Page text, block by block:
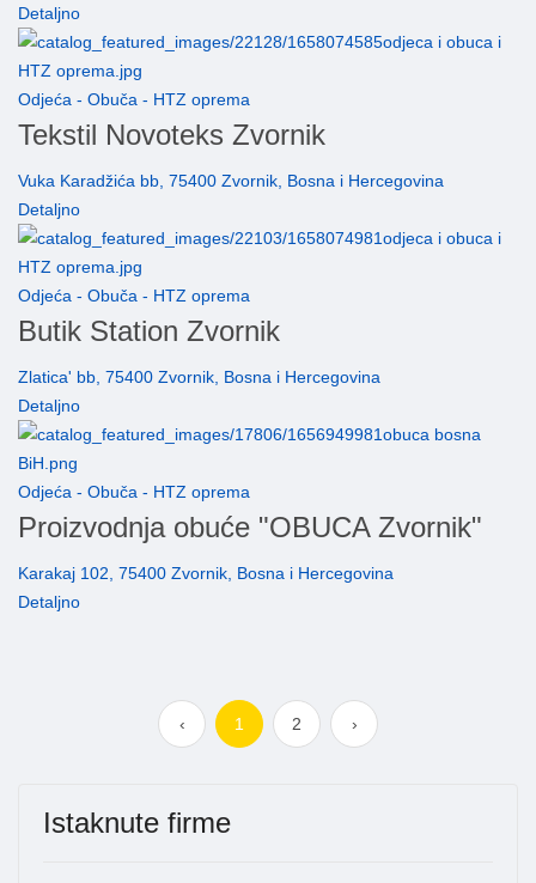
Detaljno
Odjeća - Obuča - HTZ oprema
Tekstil Novoteks Zvornik
Vuka Karadžića bb, 75400 Zvornik, Bosna i Hercegovina
Detaljno
Odjeća - Obuča - HTZ oprema
Butik Station Zvornik
Zlatica' bb, 75400 Zvornik, Bosna i Hercegovina
Detaljno
Odjeća - Obuča - HTZ oprema
Proizvodnja obuće "OBUCA Zvornik"
Karakaj 102, 75400 Zvornik, Bosna i Hercegovina
Detaljno
‹ 1 2 ›
Istaknute firme